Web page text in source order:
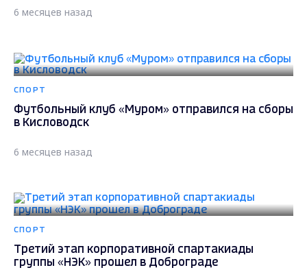
6 месяцев назад
СПОРТ
Футбольный клуб «Муром» отправился на сборы
в Кисловодск
6 месяцев назад
СПОРТ
Третий этап корпоративной спартакиады
группы «НЭК» прошел в Доброграде